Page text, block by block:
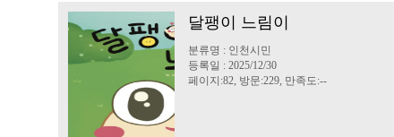
달팽이 느림이
분류명 : 인천시민
등록일 : 2025/12/30
페이지:82, 방문:229, 만족도:--